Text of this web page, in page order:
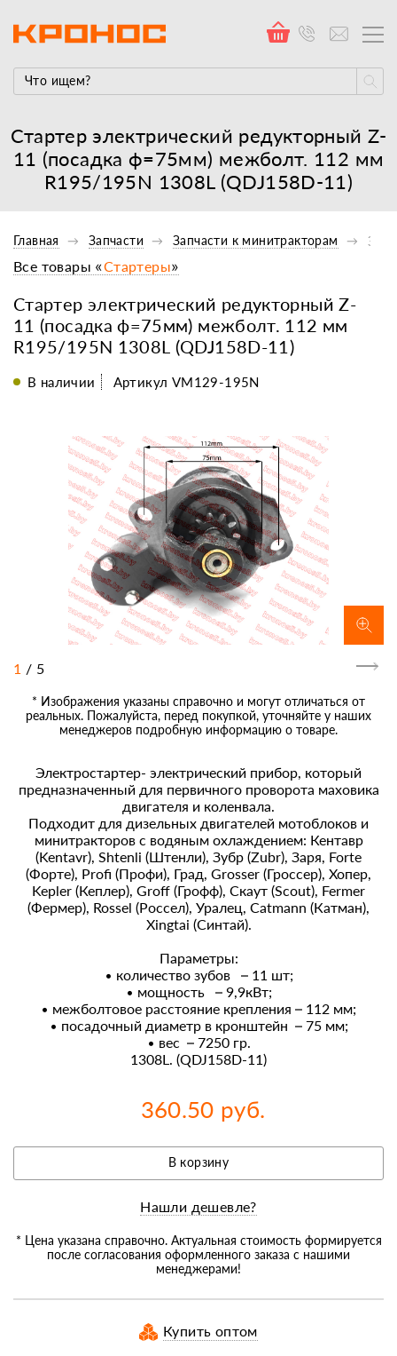
Стартер электрический редукторный Z-
11 (посадка ф=75мм) межболт. 112 мм
R195/195N 1308L (QDJ158D-11)
Главная Запчасти Запчасти к минитракторам
Стартер электрический редукторный Z-
11 (посадка ф=75мм) межболт. 112 мм
R195/195N 1308L (QDJ158D-11)
Все товары «Стартеры»
В наличии Артикул VM129-195N
1 / 5
* Изображения указаны справочно и могут отличаться от
реальных. Пожалуйста, перед покупкой, уточняйте у наших
менеджеров подробную информацию о товаре.
Электростартер- электрический прибор, который
предназначенный для первичного проворота маховика
двигателя и коленвала.
Подходит для дизельных двигателей мотоблоков и
минитракторов с водяным охлаждением: Кентавр
(Kentavr), Shtenli (Штенли), Зубр (Zubr), Заря, Forte
(Форте), Profi (Профи), Град, Grosser (Гроссер), Хопер,
Kepler (Кеплер), Groff (Грофф), Скаут (Scout), Fermer
(Фермер), Rossel (Россел), Уралец, Catmann (Катман),
Xingtai (Синтай).
Параметры:
• количество зубов – 11 шт;
• мощность – 9,9кВт;
• межболтовое расстояние крепления – 112 мм;
• посадочный диаметр в кронштейн – 75 мм;
• вес – 7250 гр.
1308L. (QDJ158D-11)
360.50 руб.
В корзину
Нашли дешевле?
* Цена указана справочно. Актуальная стоимость формируется
после согласования оформленного заказа с нашими
менеджерами!
Купить оптом